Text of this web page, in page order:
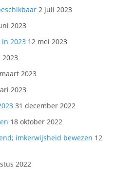
2 juli 2023
2023
2023 12 mei 2023
2023
2023
31 december 2022
18 oktober 2022
imkerwijsheid bewezen 12
2022